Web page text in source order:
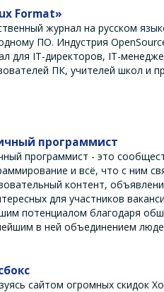
Format»
журнал на русском
ПО. Индустрия
для IT-директоров, IT-
ПК, учителей школ и
программист
программист - это
и всё, что с ним
контент,
для участников
потенциалом благодаря
в ней объединением
сайтом огромных скидок